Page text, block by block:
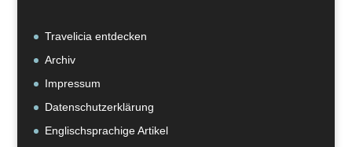
Travelicia entdecken
Archiv
Impressum
Datenschutzerklärung
Englischsprachige Artikel